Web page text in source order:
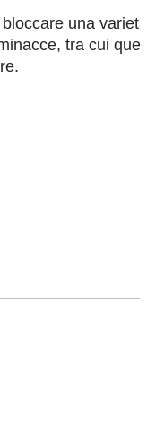
una varietà
tra cui